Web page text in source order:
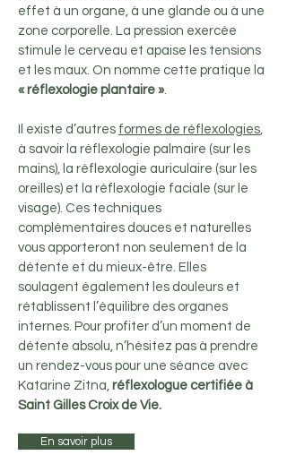
effet à un organe, à une glande ou à une
zone corporelle. La pression exercée
stimule le cerveau et apaise les tensions
et les maux. On nomme cette pratique la
« réflexologie plantaire ».
Il existe d’autres formes de réflexologies
à savoir la réflexologie palmaire (sur les
mains), la réflexologie auriculaire (sur les
oreilles) et la réflexologie faciale (sur le
visage). Ces techniques
complémentaires douces et naturelles
vous apporteront non seulement de la
détente et du mieux-être. Elles
soulagent également les douleurs et
rétablissent l’équilibre des organes
internes. Pour profiter d’un moment de
détente absolu, n’hésitez pas à prendre
un rendez-vous pour une séance avec
Katarine Zitna, réflexologue certifiée à
Saint Gilles Croix de Vie.
En savoir plus